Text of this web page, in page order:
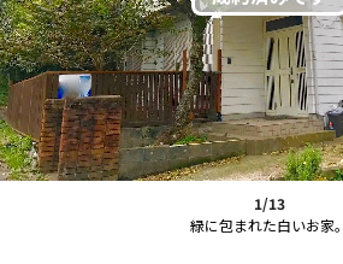
1/13
緑に包まれた白いお家。